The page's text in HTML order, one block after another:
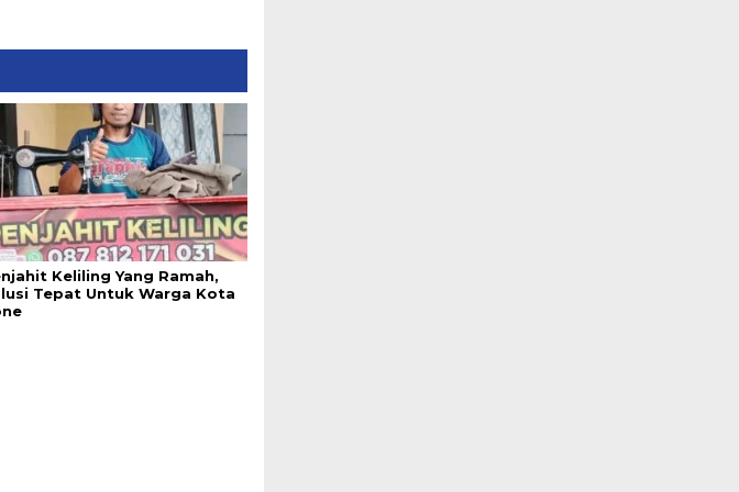
Keliling Yang Ramah,
Tepat Untuk Warga Kota